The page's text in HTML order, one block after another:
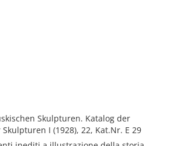
Skulpturen. Katalog der
I (1928), 22, Kat.Nr. E 29